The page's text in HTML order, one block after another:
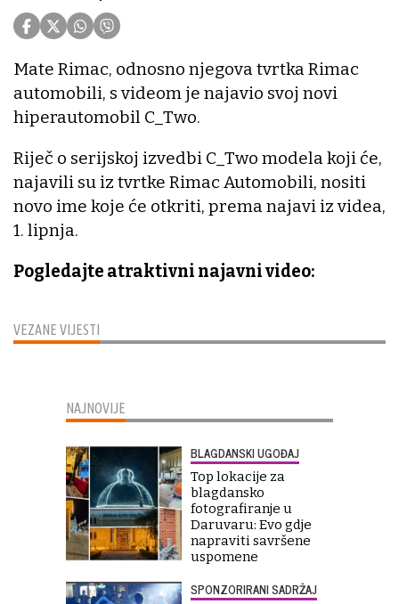
VEZANE VIJESTI
Mate Rimac, odnosno njegova tvrtka Rimac
automobili, s videom je najavio svoj novi
hiperautomobil C_Two.
Riječ o serijskoj izvedbi C_Two modela koji će,
najavili su iz tvrtke Rimac Automobili, nositi
novo ime koje će otkriti, prema najavi iz videa,
1. lipnja.
Pogledajte atraktivni najavni video:
NAJNOVIJE
BLAGDANSKI UGOĐAJ
Top lokacije za
blagdansko
fotografiranje u
Daruvaru: Evo gdje
napraviti savršene
uspomene
SPONZORIRANI SADRŽAJ